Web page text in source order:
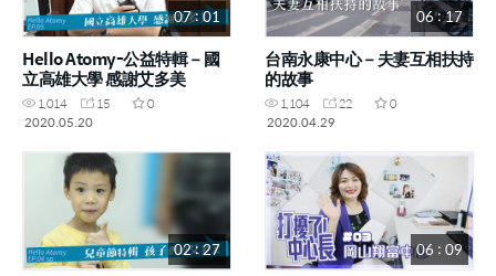
07 : 01
Hello Atomy-公益特輯－國
立高雄大學 感謝艾多美
1,014 15
0
2020.05.20
06 : 17
台南永康中心－夫妻互相扶持
的故事
1,104 22
0
2020.04.29
02 : 27 06 : 09